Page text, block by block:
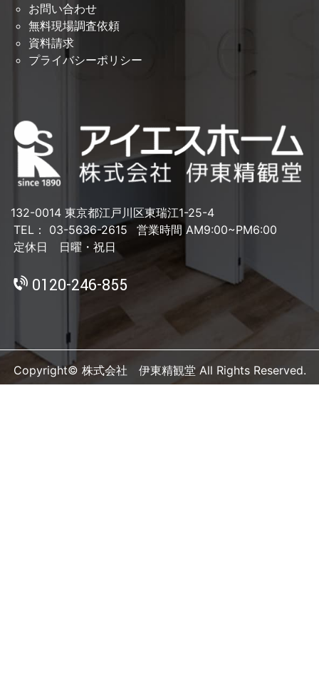
お問い合わせ
無料現場調査依頼
資料請求
プライバシーポリシー
132-0014 東京都江戸川区東瑞江1-25-4
TEL： 03-5636-2615
営業時間 AM9:00~PM6:00
定休日 日曜・祝日
0120-246-855
Copyright© 株式会社 伊東精観堂 All Rights Reserved.